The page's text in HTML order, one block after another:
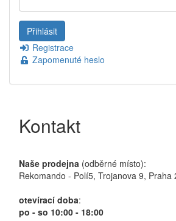
Registrace
Zapomenuté heslo
Kontakt
Naše prodejna (odběrné místo):
Rekomando - Polí5, Trojanova 9, Praha
otevírací doba:
po - so 10:00 - 18:00